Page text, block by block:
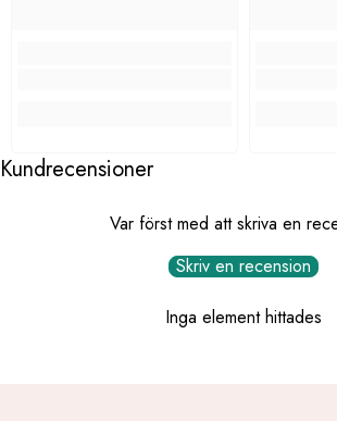
Kundrecensioner
Var först med att skriva en
Skriv en recension
Inga element hittades